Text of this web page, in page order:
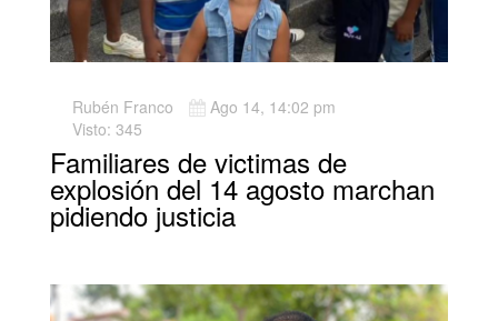
Rubén Franco
Ago 14, 14:02 pm
Visto: 345
Familiares de victimas de
explosión del 14 agosto marchan
pidiendo justicia